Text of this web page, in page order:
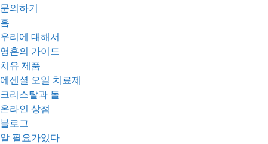
문의하기
홈
우리에 대해서
영혼의 가이드
치유 제품
에센셜 오일 치료제
크리스탈과 돌
온라인 상점
블로그
알 필요가있다